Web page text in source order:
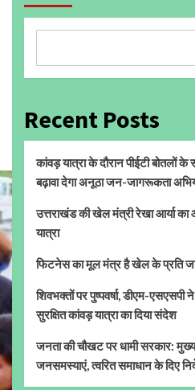
Recent Posts
कांवड़ यात्रा के दौरान पीईटी बोतलों के
बढ़ावा देगा अनूठा जन-जागरूकता
उत्तराखंड की खेल मंत्री रेखा आर्या
यात्रा
फिटनेस का मूल मंत्र है खेल के प्रति
शिवभक्तों पर पुष्पवर्षा, डीएम-एसएसपी
सुरक्षित कांवड़ यात्रा का दिया संदेश
जनता की चौखट पर धामी सरकार:
जनसमस्याएं, त्वरित समाधान के दिए